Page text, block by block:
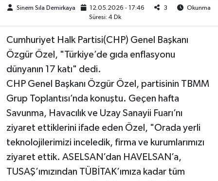
Sinem Sıla Demirkaya 12.05.2026 - 17:46 3
Okunma
Süresi: 4 Dk
Cumhuriyet Halk Partisi(CHP) Genel Başkanı
Özgür Özel, "Türkiye’de gıda enflasyonu
dünyanın 17 katı" dedi.
CHP Genel Başkanı Özgür Özel, partisinin TBMM
Grup Toplantısı’nda konuştu. Geçen hafta
Savunma, Havacılık ve Uzay Sanayii Fuarı’nı
ziyaret ettiklerini ifade eden Özel, "Orada yerli
teknolojilerimizi inceledik, firma ve kurumlarımızı
ziyaret ettik. ASELSAN’dan HAVELSAN’a,
TUSAŞ’ımızından TÜBİTAK’ımıza kadar tüm